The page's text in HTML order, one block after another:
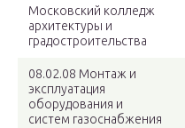
Московский колледж
архитектуры и
градостроительства
08.02.08 Монтаж и
эксплуатация
оборудования и
систем газоснабжения